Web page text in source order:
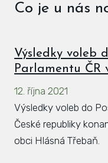
Co je u nás
Výsledky voleb
Parlamentu ČR
12. října 2021
Výsledky voleb do
České republiky
obci Hlásná Třebaň.